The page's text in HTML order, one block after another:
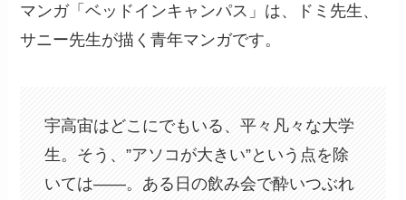
マンガ「ベッドインキャンパス」は、ドミ先生、
サニー先生が描く青年マンガです。
宇高宙はどこにでもいる、平々凡々な大学
生。そう、”アソコが大きい”という点を除
いては――。ある日の飲み会で酔いつぶれ